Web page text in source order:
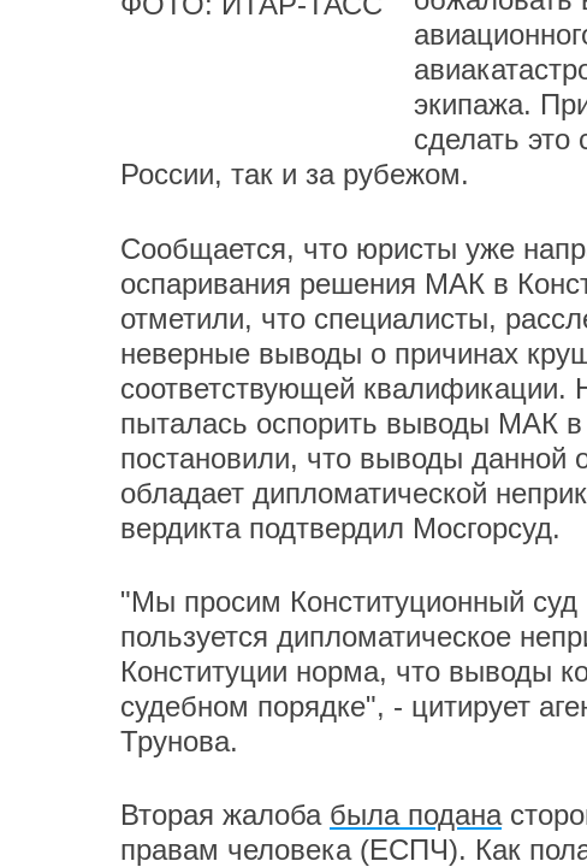
экипажа.
сделать это
России, так и за рубежом.
Сообщается, что юристы уже
оспаривания решения МАК в
отметили, что специалисты,
неверные выводы о причинах
соответствующей
пыталась оспорить выводы МАК
постановили, что выводы данной
обладает дипломатической
вердикта подтвердил Мосгорсуд.
"Мы просим Конституционный
пользуется дипломатическое
Конституции норма, что выводы
судебном порядке", - цитирует
Трунова.
Вторая жалоба была подана
правам человека (ЕСПЧ). Как